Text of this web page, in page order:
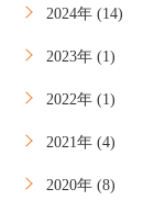
2024年 (14)
2023年 (1)
2022年 (1)
2021年 (4)
2020年 (8)